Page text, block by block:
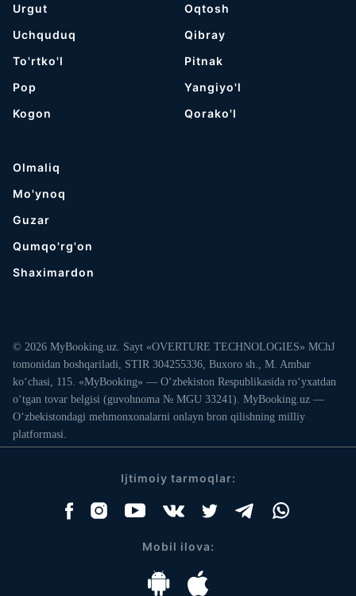
Urgut
Uchquduq
To'rtko'l
Pop
Kogon
Oqtosh
Qibray
Pitnak
Yangiyo'l
Qorako'l
Olmaliq
Mo'ynoq
Guzar
Qumqo'rg'on
Shaximardon
© 2026 MyBooking.uz. Sayt «OVERTURE TECHNOLOGIES» MChJ
tomonidan boshqariladi, STIR 304255336, Buxoro sh., M. Ambar
ko‘chasi, 115. «MyBooking» — O‘zbekiston Respublikasida ro‘yxatdan
o‘tgan tovar belgisi (guvohnoma № MGU 33241). MyBooking.uz —
O‘zbekistondagi mehmonxonalarni onlayn bron qilishning milliy
platformasi.
Ijtimoiy tarmoqlar:
Mobil ilova: